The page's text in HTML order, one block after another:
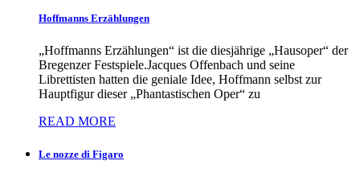
Hoffmanns Erzählungen
„Hoffmanns Erzählungen“ ist die diesjährige „Hausoper“ der
Bregenzer Festspiele.Jacques Offenbach und seine
Librettisten hatten die geniale Idee, Hoffmann selbst zur
Hauptfigur dieser „Phantastischen Oper“ zu
READ MORE
Le nozze di Figaro